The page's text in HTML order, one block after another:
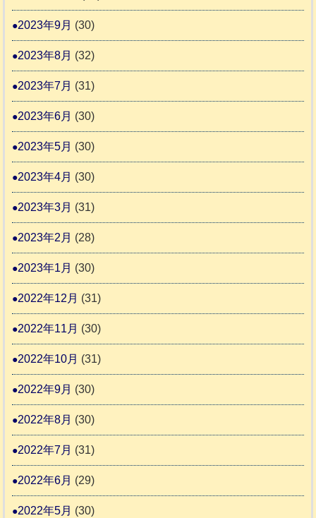
2023年9月 (30)
2023年8月 (32)
2023年7月 (31)
2023年6月 (30)
2023年5月 (30)
2023年4月 (30)
2023年3月 (31)
2023年2月 (28)
2023年1月 (30)
2022年12月 (31)
2022年11月 (30)
2022年10月 (31)
2022年9月 (30)
2022年8月 (30)
2022年7月 (31)
2022年6月 (29)
2022年5月 (30)